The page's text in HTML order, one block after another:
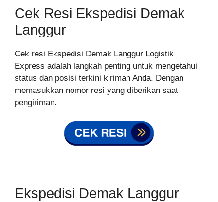
Cek Resi Ekspedisi Demak
Langgur
Cek resi Ekspedisi Demak Langgur Logistik
Express adalah langkah penting untuk mengetahui
status dan posisi terkini kiriman Anda. Dengan
memasukkan nomor resi yang diberikan saat
pengiriman.
Ekspedisi Demak Langgur